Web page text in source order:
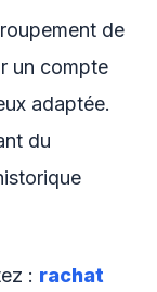
de
un compte
adaptée.
du
: rachat